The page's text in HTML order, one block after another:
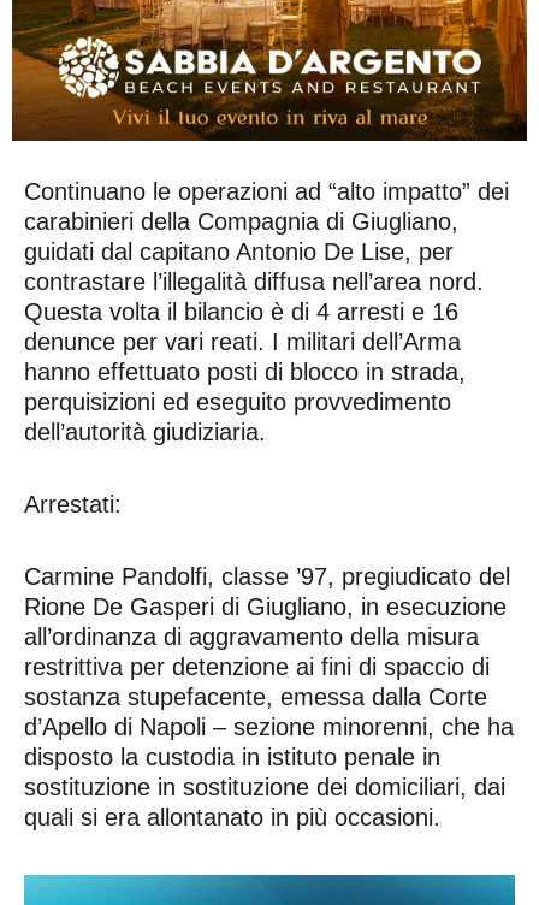
Continuano le operazioni ad “alto impatto” dei
carabinieri della Compagnia di Giugliano,
guidati dal capitano Antonio De Lise, per
contrastare l’illegalità diffusa nell’area nord.
Questa volta il bilancio è di 4 arresti e 16
denunce per vari reati. I militari dell’Arma
hanno effettuato posti di blocco in strada,
perquisizioni ed eseguito provvedimento
dell’autorità giudiziaria.
Arrestati:
Carmine Pandolfi, classe ’97, pregiudicato del
Rione De Gasperi di Giugliano, in esecuzione
all’ordinanza di aggravamento della misura
restrittiva per detenzione ai fini di spaccio di
sostanza stupefacente, emessa dalla Corte
d’Apello di Napoli – sezione minorenni, che ha
disposto la custodia in istituto penale in
sostituzione in sostituzione dei domiciliari, dai
quali si era allontanato in più occasioni.